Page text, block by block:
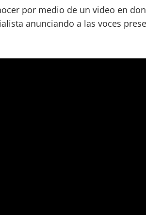
por medio de un video en
anunciando a las voces